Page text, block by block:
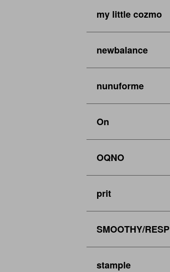
my little cozmo
newbalance
nunuforme
On
OQNO
prit
SMOOTHY/RESP
stample